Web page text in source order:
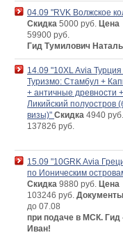
04.09 "RVK Волжское
Скидка 5000 руб. Цена
59900 руб.
Гид Тумилович
14.09 "10XL Avia Турция
Туризмо: Стамбул +
+ античные древности +
Ликийский полуостров
визы)" Скидка 4940 руб.
137826 руб.
15.09 "10GRK Avia
по Ионическим
Скидка 9880 руб. Цена
103246 руб.
до 07.08
при подаче в МСК. Гид
Иван!